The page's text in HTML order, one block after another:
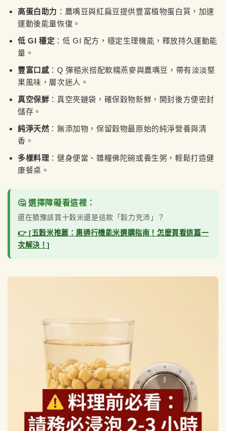
高蛋白助力 ：鷹嘴豆與紅扁豆提供豐富植物蛋白質，加速
運動後能量恢復。
低 GI 穩定 ：低 GI 配方，穩定生理機能，釋放持久運動能
量。
豐富口感：Q 彈糙米搭配軟糯燕麥與鷹嘴豆，帶有淡淡堅
果風味，層次迷人。
真空保鮮 ：真空夾鏈袋，確保穀物新鮮，開封後方便密封
儲存。
純淨天然 ：無添加物，保留穀物最原始的純淨營養與清
香。
多樣料理 ：健身便當、雜糧佛陀碗或養生粥，輕鬆打造健
康餐桌。
🤔 選擇障礙看這裡：
還在猶豫該買十穀米還是這款「穀力充沛」？
👉 [五穀米推薦：惠通行機能米選購指南！怎麼買看這篇一
次解決！]